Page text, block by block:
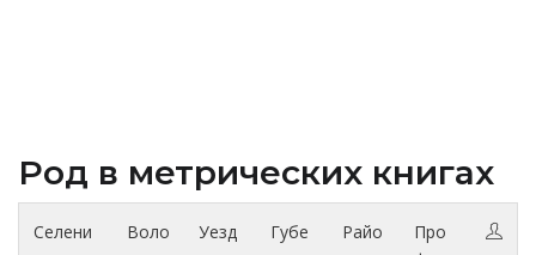
Род в метрических книгах
Селени
Воло
Уезд
Губе
Райо
Про